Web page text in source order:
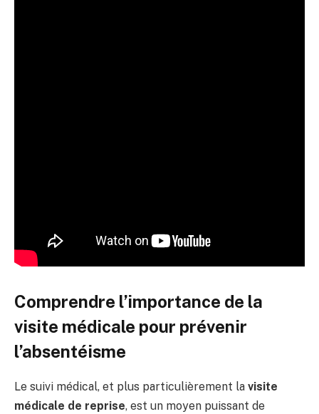
Comprendre l’importance de la
visite médicale pour prévenir
l’absentéisme
Le suivi médical, et plus particulièrement la visite
médicale de reprise, est un moyen puissant de